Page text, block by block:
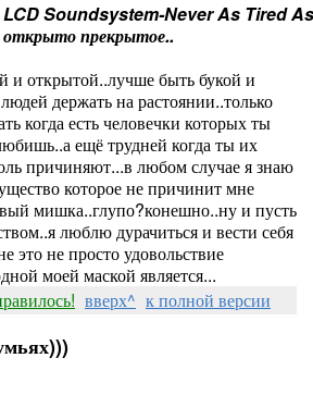
LCD Soundsystem-Never As Tired
открыто прекрытое..
открытой..лучше быть букой и
держать на растоянии..только
когда есть человечки которых ты
ещё трудней когда ты их
причиняют...в любом случае я знаю
которое не причинит мне
мишка..глупо?конешно..ну и пусть
люблю дурачиться и вести себя
это не просто удовольствие
моей маской является...
вверх^ к полной версии